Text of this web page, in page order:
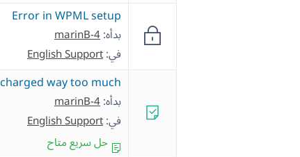
Error in WPML setup
بدأه:marinB-4
في:English Support
way too much
بدأه:marinB-4
في:English Support
حل سريع متاح